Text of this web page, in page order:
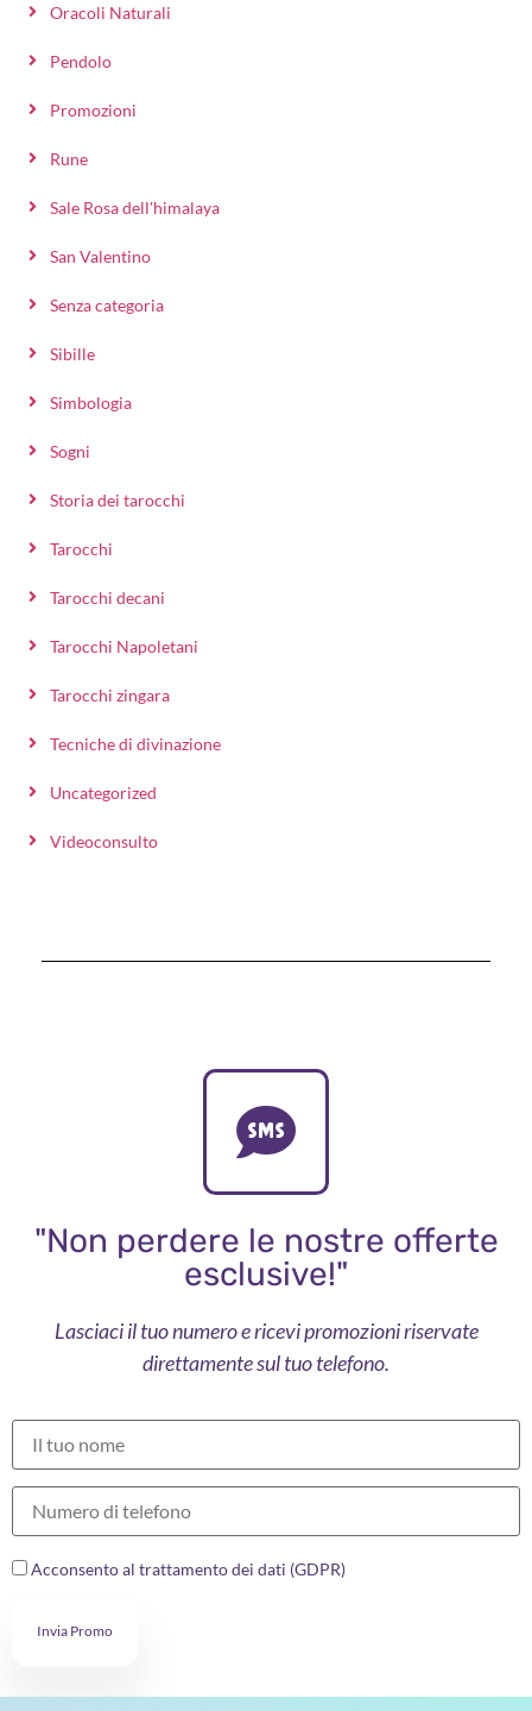
Oracoli Naturali
Pendolo
Promozioni
Rune
Sale Rosa dell'himalaya
San Valentino
Senza categoria
Sibille
Simbologia
Sogni
Storia dei tarocchi
Tarocchi
Tarocchi decani
Tarocchi Napoletani
Tarocchi zingara
Tecniche di divinazione
Uncategorized
Videoconsulto
"Non perdere le nostre offerte
esclusive!"
Lasciaci il tuo numero e ricevi promozioni riservate
direttamente sul tuo telefono.
Acconsento al trattamento dei dati (GDPR)
Invia Promo